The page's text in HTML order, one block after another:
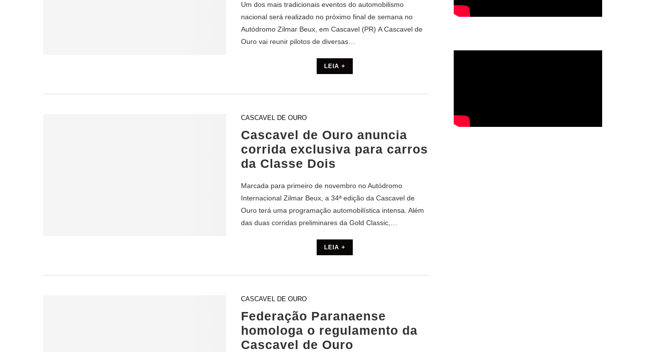
Um dos mais tradicionais eventos do automobilismo
nacional será realizado no próximo final de semana no
Autódromo Zilmar Beux, em Cascavel (PR) A Cascavel de
Ouro vai reunir pilotos de diversas…
LEIA +
CASCAVEL DE OURO
Cascavel de Ouro anuncia
corrida exclusiva para carros
da Classe Dois
Marcada para primeiro de novembro no Autódromo
Internacional Zilmar Beux, a 34ª edição da Cascavel de
Ouro terá uma programação automobilística intensa. Além
das duas corridas preliminares da Gold Classic,…
LEIA +
CASCAVEL DE OURO
Federação Paranaense
homologa o regulamento da
Cascavel de Ouro